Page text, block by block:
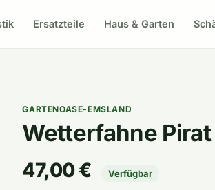
Ersatzteile Haus & Garten
GARTENOASE-EMSLAND
Wetterfahne Pirat
47,00 € Verfügbar